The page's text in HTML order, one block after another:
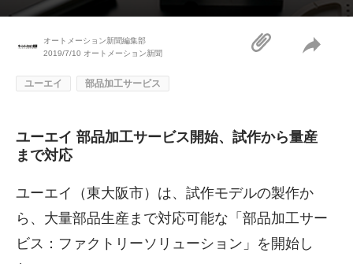
オートメーション新聞編集部
2019/7/10 オートメーション新聞
ユーエイ 部品加工サービス
ユーエイ 部品加工サービス開始、試作から量産
まで対応
ユーエイ（東大阪市）は、試作モデルの製作か
ら、大量部品生産まで対応可能な「部品加工サー
ビス：ファクトリーソリューション」を開始し